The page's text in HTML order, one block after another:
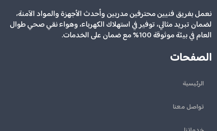
نعمل بفريق فنيين محترفين مدربين وأحدث الأجهزة والمواد الآمنة،
لضمان تبريد مثالي، توفير في استهلاك الكهرباء، وهواء نقي صحي طوال
العام في بيئة موثوقة 100% مع ضمان على الخدمات.
الصفحات
الرئيسية
تواصل معنا